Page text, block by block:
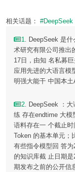
相关话题： #DeepSeek
1. DeepSeek 是
术研究有限公司推出
17日，由知 名私募
应用先进的大语言模
明强大能干 中国本
2. DeepSeek ：
练 存在endtime 大模
语料存在一 个截止
Token 的基本单元；
有些指令模型回 答
的知识库截 止日期
期发布之前的公开信